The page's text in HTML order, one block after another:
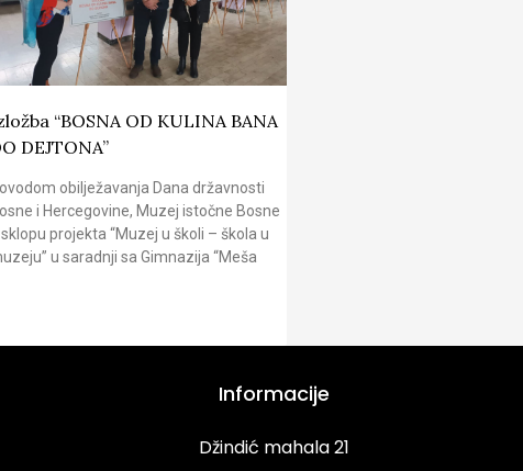
“BOSNA OD KULINA BANA
DEJTONA”
obilježavanja Dana državnosti
i Hercegovine, Muzej istočne Bosne
projekta “Muzej u školi – škola u
u saradnji sa Gimnazija “Meša
Informacije
Džindić mahala 21